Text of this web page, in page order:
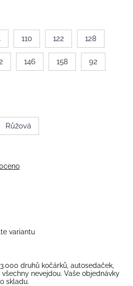
110 122 128
146 158 92
Růžová
variantu
druhů kočárků, autosedaček,
nevejdou. Vaše objednávky
skladu.